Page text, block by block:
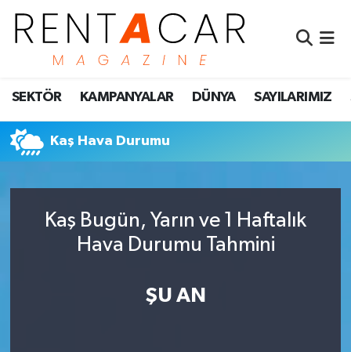
SEKTÖR KAMPANYALAR DÜNYA SAYILARIMIZ
Kaş Hava Durumu
Kaş Bugün, Yarın ve 1 Haftalık
Hava Durumu Tahmini
ŞU AN
İstanbul Nöbetçi Eczaneler
İstanbul Hava Durumu
İstanbul Namaz Vakitleri
Süper Lig Puan Durumu ve Fikstür
Son Dakika Haberleri